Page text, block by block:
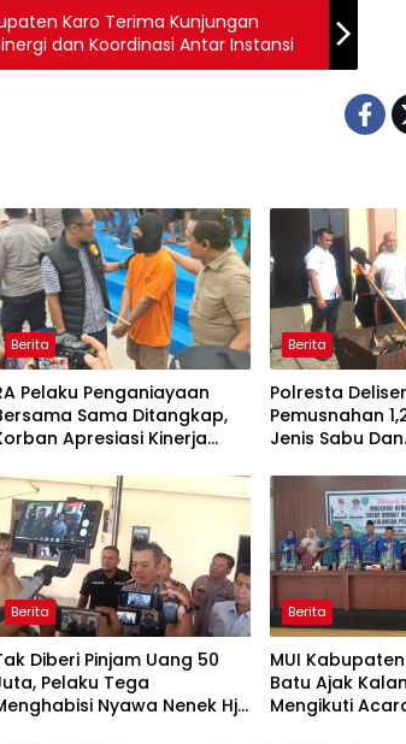
Karo Terima Kunjungan
dan Koordinasi Antar Instansi
Berita
Pelaku Penganiayaan
Sama Ditangkap,
Apresiasi Kinerja
Berita
Polresta
Pemusnahan
Jenis Sabu Dan
Tersangka
Berita
Diberi Pinjam Uang 50
Pelaku Tega
Nyawa Nenek Hj
Berita
MUI
Batu Ajak
Mengikuti